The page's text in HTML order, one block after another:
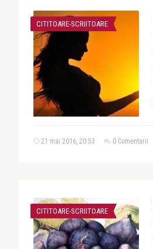
CITITOARE-SCRIITOARE
21 mai 2016, 20:53 0 Comentarii
CITITOARE-SCRIITOARE